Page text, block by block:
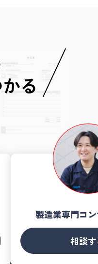
る
製造業専門コ
相談す